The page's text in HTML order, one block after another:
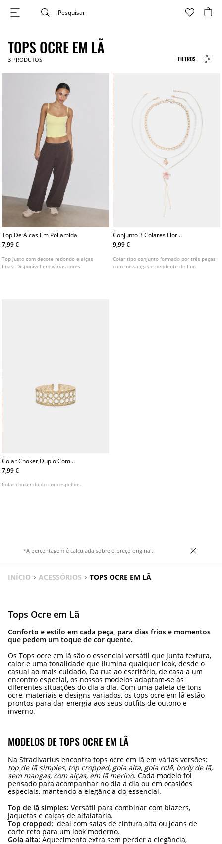
FILTROS
TOPS OCRE EM LÃ
3 PRODUTOS
Top De Alcas Em Poliamida
7,99 €
Top justo com decote redondo e alças
finas. Disponível em várias cores.
Conjunto 3 Colares Flor
Esmaltada
9,99 €
Colar tipo conjunto formado por três peças
com missangas e pendente de flor.
Colar Choker Duplo Com
Espelhos
7,99 €
Colar choker duplo com espelhos
*A percentagem é calculada sobre o preço original.
INÍCIO ACESSÓRIOS TOPS OCRE EM LÃ
Tops Ocre em Lã
Conforto e estilo em cada peça, para dias frios e momentos
que pedem um toque de cor quente.
Os Tops ocre em lã são o essencial versátil que junta textura,
calor e uma tonalidade que ilumina qualquer look, desde o
casual ao mais cuidado. Da rua ao escritório, de casa a um
encontro especial, os nossos modelos adaptam-se às
diferentes situações do dia a dia. Com uma paleta de tons
ocre, materiais e designs variados, os tops ocre em lã estão
prontos para dar energia aos seus outfits de outono e
inverno.
MODELOS DE TOPS OCRE EM LÃ
Na Stradivarius encontra tops ocre em lã em várias versões:
top de lã simples, top cropped, gola alta, gola rolê, body de lã,
sem mangas, com alças, em lã merino. Cada modelo foi
pensado para acompanhar no dia a dia ou em ocasiões
especiais, mantendo a elegância do essencial.
Top de lã simples: Versátil para combinar com blazers,
jaquetas e calças de alfaiataria.
Top cropped: Ideal com saias de cintura alta ou jeans de
corte reto para um look moderno.
Gola alta: Aquecimento extra sem perder a elegância,